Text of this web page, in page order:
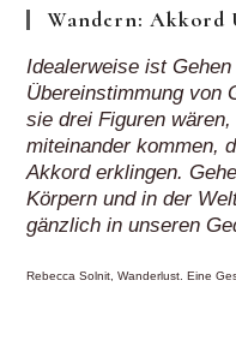
Wandern: Akkord
Idealerweise ist
Übereinstimmung von
sie drei Figuren
miteinander kommen,
Akkord erklingen.
Körpern und in der
gänzlich in unseren
Rebecca Solnit, Wanderlust. Eine